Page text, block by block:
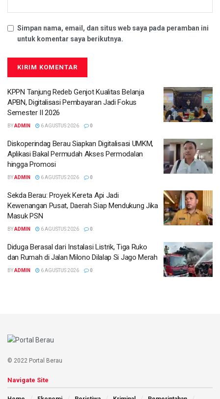
Simpan nama, email, dan situs web saya pada peramban ini
untuk komentar saya berikutnya.
KPPN Tanjung Redeb Genjot Kualitas Belanja
APBN, Digitalisasi Pembayaran Jadi Fokus
Semester II 2026
BYADMIN 6 AGUSTUS 2026 0
Diskoperindag Berau Siapkan Digitalisasi UMKM,
Aplikasi Bakal Permudah Akses Permodalan
hingga Promosi
BYADMIN 6 AGUSTUS 2026 0
Sekda Berau: Proyek Kereta Api Jadi
Kewenangan Pusat, Daerah Siap Mendukung Jika
Masuk PSN
BYADMIN 6 AGUSTUS 2026 0
Diduga Berasal dari Instalasi Listrik, Tiga Ruko
dan Rumah di Jalan Milono Dilalap Si Jago Merah
BYADMIN 6 AGUSTUS 2026 0
© 2022 Portal Berau
Navigate Site